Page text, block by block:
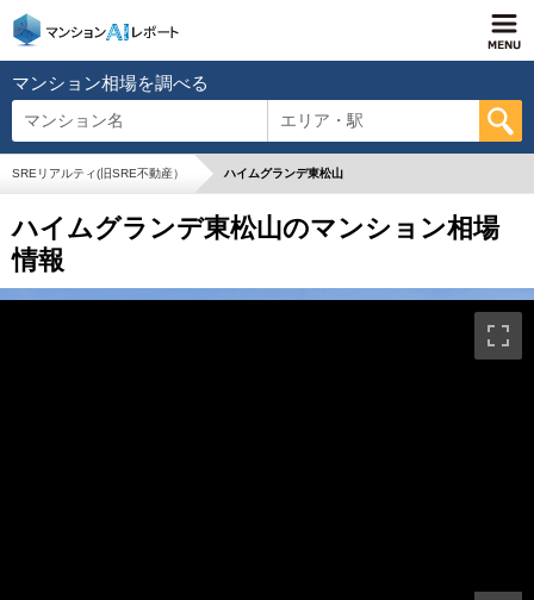
マンション相場を調べる
マンション名 エリア・駅
SREリアルティ(旧SRE不動産） ハイムグランデ東松山
ハイムグランデ東松山のマンション相場
情報